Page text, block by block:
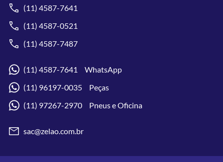
(11) 4587-7641
(11) 4587-0521
(11) 4587-7487
(11) 4587-7641 WhatsApp
(11) 96197-0035 Peças
(11) 97267-2970 Pneus e Oficina
sac@zelao.com.br